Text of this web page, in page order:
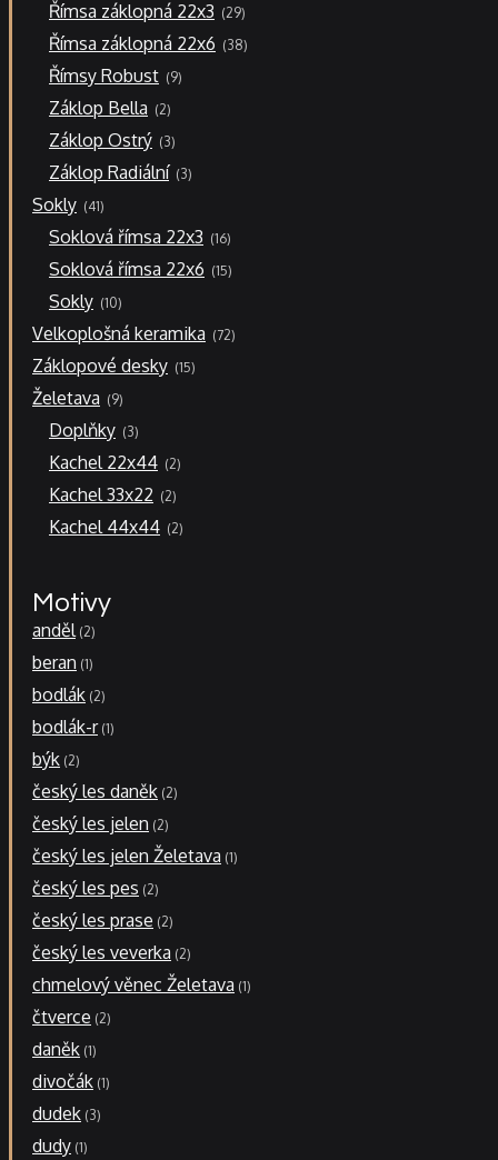
Římsa záklopná 22x3 2929
produktů
Římsa záklopná 22x6 3838
produktů
Římsy Robust 99
produktů
Záklop Bella 22
produkty
Záklop Ostrý 33
produkty
Záklop Radiální 33
produkty
Sokly 4141
produktů
Soklová římsa 22x3 1616
produktů
Soklová římsa 22x6 1515
produktů
Sokly 1010
produktů
Velkoplošná keramika 7272
produktů
Záklopové desky 1515
produktů
Želetava 99
produktů
Doplňky 33
produkty
Kachel 22x44 22
produkty
Kachel 33x22 22
produkty
Kachel 44x44 22
produkty
Motivy
anděl 2
beran 1
bodlák 2
bodlák-r 1
býk 2
český les daněk 2
český les jelen 2
český les jelen Želetava 1
český les pes 2
český les prase 2
český les veverka 2
chmelový věnec Želetava 1
čtverce 2
daněk 1
divočák 1
dudek 3
dudy 1